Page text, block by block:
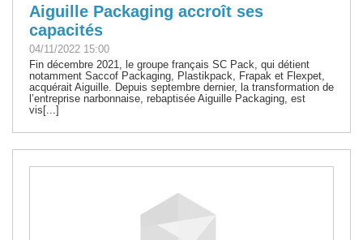
Aiguille Packaging accroît ses
capacités
04/11/2022 15:00
Fin décembre 2021, le groupe français SC Pack, qui détient
notamment Saccof Packaging, Plastikpack, Frapak et Flexpet,
acquérait Aiguille. Depuis septembre dernier, la transformation de
l’entreprise narbonnaise, rebaptisée Aiguille Packaging, est
vis[...]